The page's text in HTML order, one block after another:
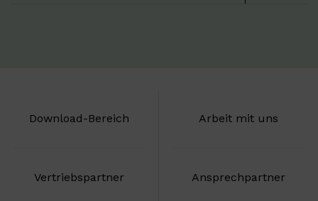
Download-Bereich Arbeit mit uns
Vertriebspartner Ansprechpartner